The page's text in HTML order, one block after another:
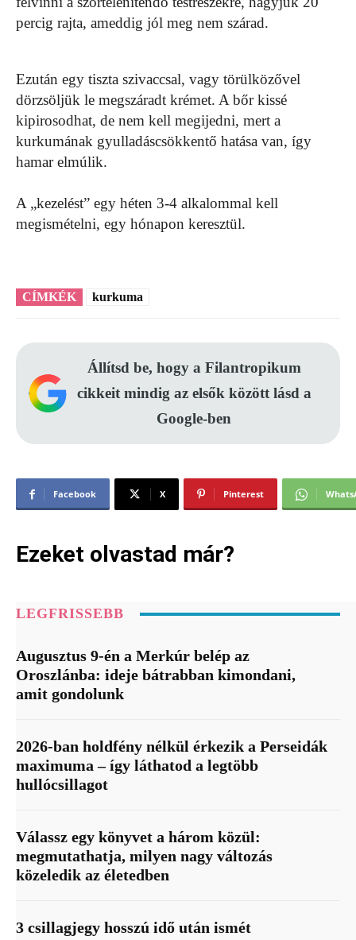
percig rajta, ameddig jól meg nem szárad.
Ezután egy tiszta szivaccsal, vagy törülközővel
dörzsöljük le megszáradt krémet. A bőr kissé
kipirosodhat, de nem kell megijedni, mert a
kurkumának gyulladáscsökkentő hatása van, így
hamar elmúlik.
A „kezelést” egy héten 3-4 alkalommal kell
megismételni, egy hónapon keresztül.
CÍMKÉK kurkuma
Állítsd be, hogy a Filantropikum
cikkeit mindig az elsők között lásd a
Google-ben
Facebook X Pinterest
Ezeket olvastad már?
LEGFRISSEBB
Augusztus 9-én a Merkúr belép az
Oroszlánba: ideje bátrabban kimondani,
amit gondolunk
2026-ban holdfény nélkül érkezik a Perseidák
maximuma – így láthatod a legtöbb
hullócsillagot
Válassz egy könyvet a három közül:
megmutathatja, milyen nagy változás
közeledik az életedben
3 csillagjegy hosszú idő után ismét